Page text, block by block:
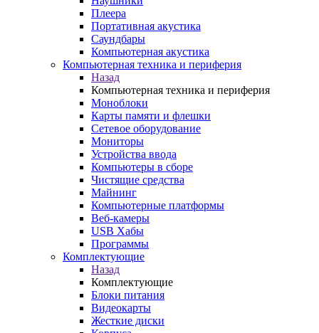
Плеера
Портативная акустика
Саундбары
Компьютерная акустика
Компьютерная техника и периферия
Назад
Компьютерная техника и периферия
Моноблоки
Карты памяти и флешки
Сетевое оборудование
Мониторы
Устройства ввода
Компьютеры в сборе
Чистящие средства
Майнинг
Компьютерные платформы
Веб-камеры
USB Хабы
Программы
Комплектующие
Назад
Комплектующие
Блоки питания
Видеокарты
Жесткие диски